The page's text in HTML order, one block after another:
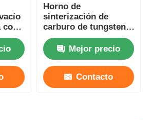
aluminio
al vacío
con
Horno de
sinterización de
carburo de tungsteno
industrial / Horno de
grafitización grande
Mejor precio
Contacto